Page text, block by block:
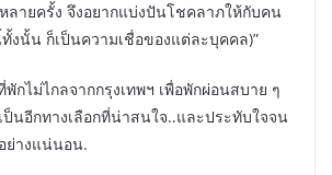
ลายครั้ง จึงอยากแบ่งปันโชคลาภให้กับคน
งนั้น ก็เป็นความเชื่อของแต่ละบุคคล)”
กไม่ไกลจากกรุงเทพฯ เพื่อพักผ่อนสบาย ๆ
ป็นอีกทางเลือกที่น่าสนใจ..และประทับใจจน
ย่างแน่นอน.